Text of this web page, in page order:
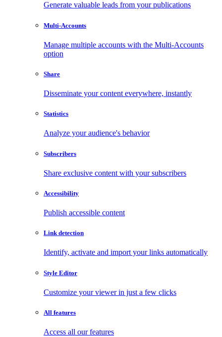
Generate valuable leads from your publications
Multi-Accounts
Manage multiple accounts with the Multi-Accounts
option
Share
Disseminate your content everywhere, instantly
Statistics
Analyze your audience's behavior
Subscribers
Share exclusive content with your subscribers
Accessibility
Publish accessible content
Link detection
Identify, activate and import your links automatically
Style Editor
Customize your viewer in just a few clicks
All features
Access all our features